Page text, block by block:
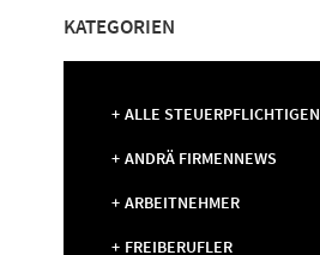
KATEGORIEN
ALLE STEUERPFLICHTIGEN
ANDRÄ FIRMENNEWS
ARBEITNEHMER
FREIBERUFLER